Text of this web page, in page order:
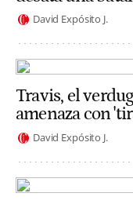
David Expósito J.
Travis, el
amenaza con
David Expósito J.